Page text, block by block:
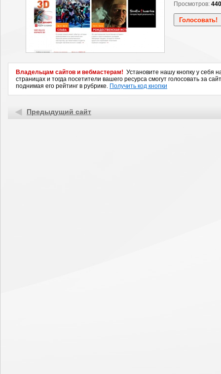
Просмотров:
Владельцам сайтов и вебмастерам! Установите нашу кнопку у себя
страницах и тогда посетители вашего ресурса смогут голосовать за
поднимая его рейтинг в рубрике. Получить код кнопки
Предыдущий сайт